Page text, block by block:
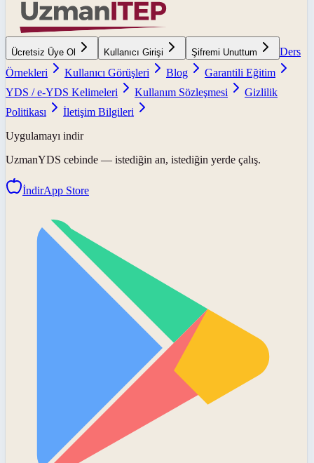
Ücretsiz Üye Ol Kullanıcı Girişi Şifremi Unuttum
Ders
Örnekleri
Kullanıcı Görüşleri Blog
Garantili Eğitim
YDS / e-YDS Kelimeleri
Kullanım Sözleşmesi
Gizlilik
Politikası
İletişim Bilgileri
Uygulamayı indir
UzmanYDS cebinde — istediğin an, istediğin yerde çalış.
İndirApp Store